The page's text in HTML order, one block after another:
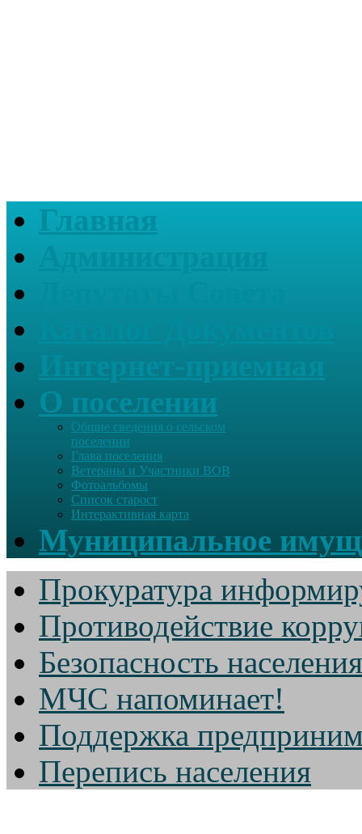
Главная
О поселении
Общие сведения о сельском
поселении
Глава поселения
Ветераны и Участники ВОВ
Фотоальбомы
Список старост
Интерактивная карта
Муниципальное
Прокуратура
Противодействие
Безопасность населения
МЧС напоминает!
Поддержка
Перепись населения